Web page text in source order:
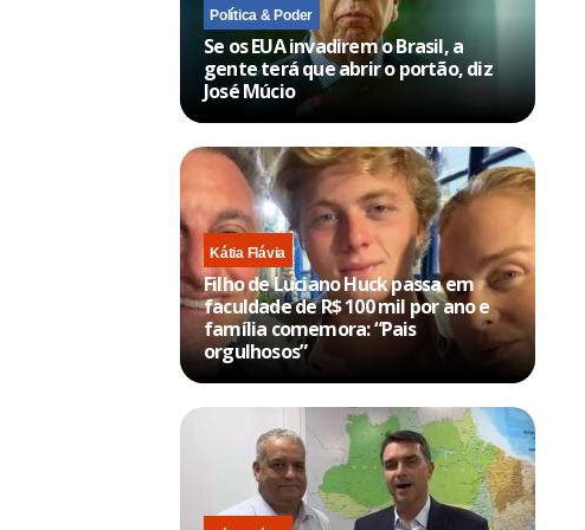
Política & Poder
Se os EUA invadirem o Brasil, a
gente terá que abrir o portão, diz
José Múcio
Kátia Flávia
Filho de Luciano Huck passa em
faculdade de R$ 100 mil por ano e
família comemora: “Pais
orgulhosos”